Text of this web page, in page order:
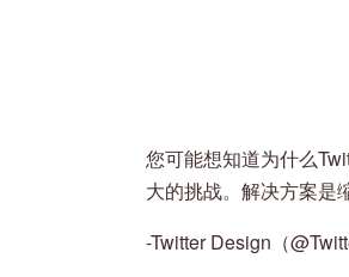
您可能想知道为什么
大的挑战。解决方案是
-Twitter Design（